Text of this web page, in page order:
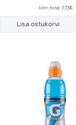
liitri hind: 7.73€
Lisa ostukorvi